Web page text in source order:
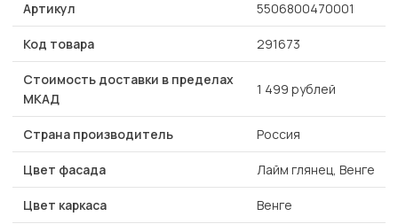
Артикул 5506800470001
Код товара 291673
Стоимость доставки в пределах
МКАД
1 499 рублей
Страна производитель Россия
Цвет фасада Лайм глянец, Венге
Цвет каркаса Венге